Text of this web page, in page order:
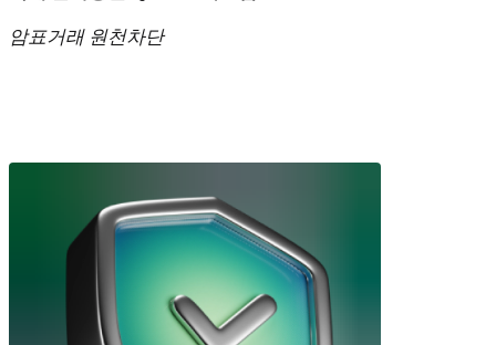
암표거래 원천차단